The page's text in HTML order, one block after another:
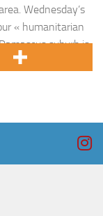
Wednesday’s
« humanitarian
suburb is
deliver…